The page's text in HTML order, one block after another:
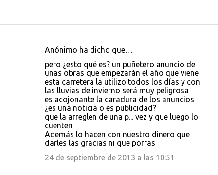
Anónimo ha dicho que…
pero ¿esto qué es? un puñetero anuncio de
unas obras que empezarán el año que viene
esta carretera la utilizo todos los días y con
las lluvias de invierno será muy peligrosa
es acojonante la caradura de los anuncios
¿es una noticia o es publicidad?
que la arreglen de una p... vez y que luego lo
cuenten
Además lo hacen con nuestro dinero que
darles las gracias ni que porras
24 de septiembre de 2013 a las 10:51